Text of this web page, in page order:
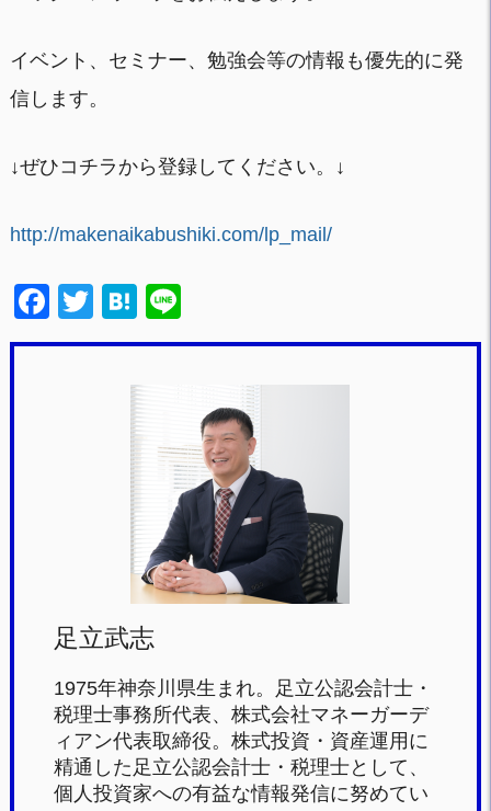
イベント、セミナー、勉強会等の情報も優先的に発
信します。
↓ぜひコチラから登録してください。↓
http://makenaikabushiki.com/lp_mail/
F
a
T
wi
H
at
n
a
Li
n
足立武志
1975年神奈川県生まれ。足立公認会計士・
税理士事務所代表、株式会社マネーガーデ
ィアン代表取締役。株式投資・資産運用に
精通した足立公認会計士・税理士として、
個人投資家への有益な情報発信に努めてい